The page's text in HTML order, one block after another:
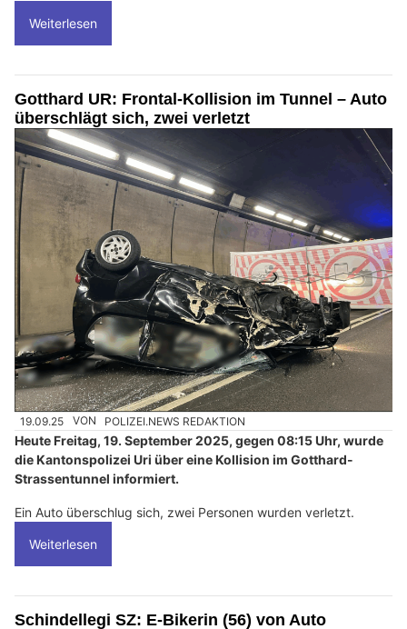
Weiterlesen
Gotthard UR: Frontal-Kollision im Tunnel – Auto
überschlägt sich, zwei verletzt
19.09.25 VON POLIZEI.NEWS REDAKTION
Heute Freitag, 19. September 2025, gegen 08:15 Uhr, wurde
die Kantonspolizei Uri über eine Kollision im Gotthard-
Strassentunnel informiert.
Ein Auto überschlug sich, zwei Personen wurden verletzt.
Weiterlesen
Schindellegi SZ: E-Bikerin (56) von Auto